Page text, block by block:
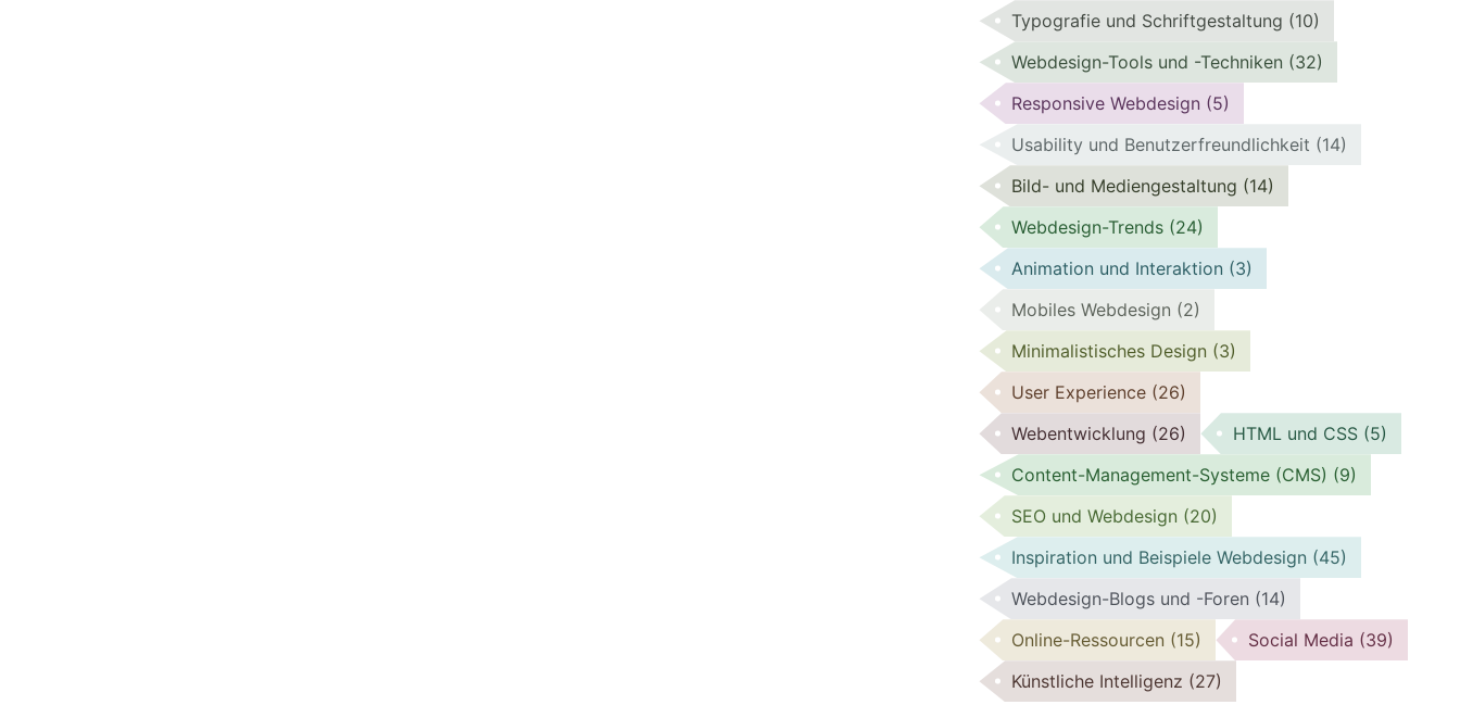
Typografie und Schriftgestaltung (10)
Webdesign-Tools und -Techniken (32)
Responsive Webdesign (5)
Usability und Benutzerfreundlichkeit (14)
Bild- und Mediengestaltung (14)
Webdesign-Trends (24)
Animation und Interaktion (3)
Mobiles Webdesign (2)
Minimalistisches Design (3)
User Experience (26)
Webentwicklung (26) HTML und CSS (5)
Content-Management-Systeme (CMS) (9)
SEO und Webdesign (20)
Inspiration und Beispiele Webdesign (45)
Webdesign-Blogs und -Foren (14)
Online-Ressourcen (15) Social Media (39)
Künstliche Intelligenz (27)